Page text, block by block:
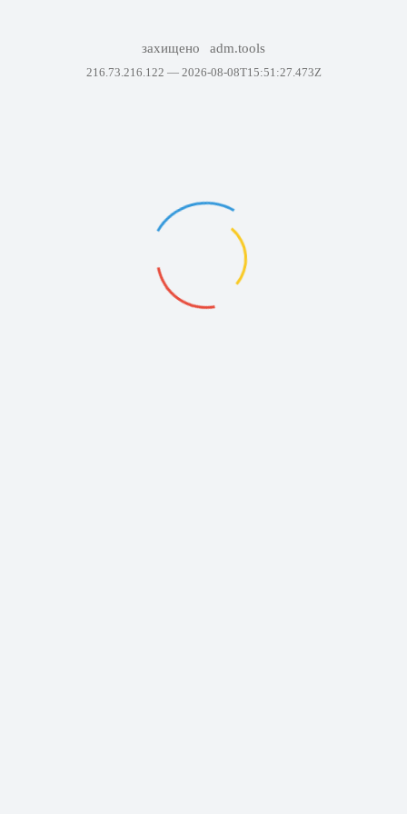
захищено adm.tools
216.73.216.122 — 2026-08-08T15:51:27.473Z